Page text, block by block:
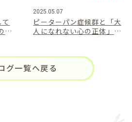
ク
2025.05.07
ピーターパン症候群と「大
人になれない心の正体」へ
グ一覧へ戻る